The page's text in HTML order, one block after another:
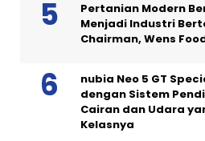
Pertanian Modern
Menjadi Industri
Chairman, Wens
nubia Neo 5 GT
dengan Sistem
Cairan dan Udara
Kelasnya